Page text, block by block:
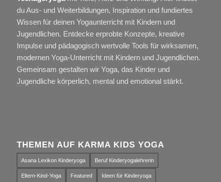
du Aus- und Weiterbildungen, Inspiration und fundiertes
Wissen für deinen Yogaunterricht mit Kindern und
Jugendlichen. Entdecke erprobte Konzepte, kreative
Impulse und pädagogisch wertvolle Tools für wirksamen,
modernen Yoga-Unterricht mit Kindern und Jugendlichen.
Gemeinsam gestalten wir Yoga, das Kinder und
Jugendliche körperlich, mental und emotional stärkt.
THEMEN AUF KARMA KIDS YOGA
Asana Lexikon Kinderyoga Beruf Kinderyogalehrerin
Eltern-Kind-Yoga Featured Ideen für Kinderyoga